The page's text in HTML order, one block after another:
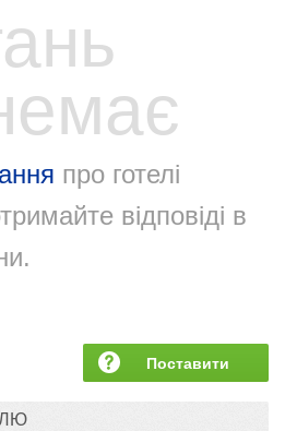
про готелі
відповіді в
Поставити